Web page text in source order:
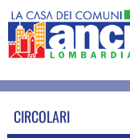
CIRCOLARI